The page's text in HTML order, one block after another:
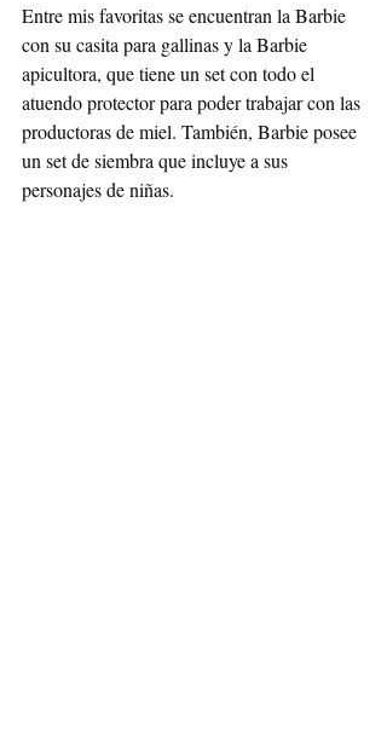
Entre mis favoritas se encuentran la Barbie
con su casita para gallinas y la Barbie
apicultora, que tiene un set con todo el
atuendo protector para poder trabajar con las
productoras de miel. También, Barbie posee
un set de siembra que incluye a sus
personajes de niñas.